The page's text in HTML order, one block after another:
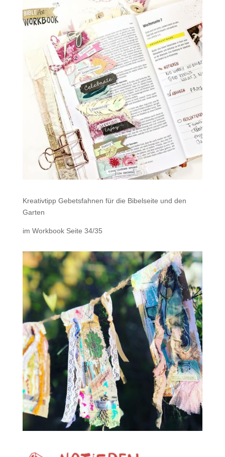
Kreativtipp Gebetsfahnen für die Bibelseite und den
Garten
im Workbook Seite 34/35